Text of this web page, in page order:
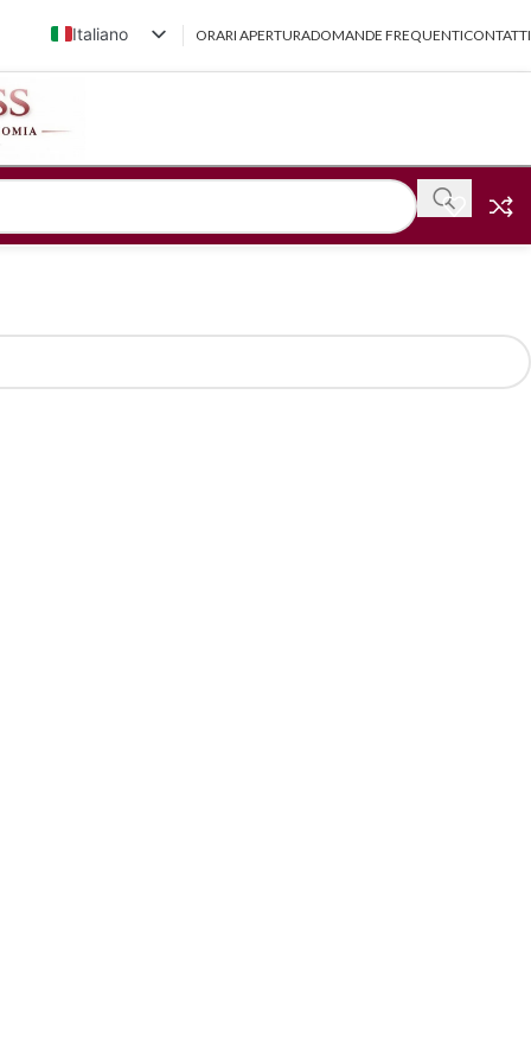
Italiano
English (UK)
ORARI APERTURADOMANDE FREQUENTICONTATTI